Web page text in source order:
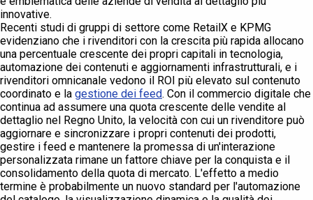
innovative.
Recenti studi di gruppi di settore come RetailX e KPMG
evidenziano che i rivenditori con la crescita più rapida allocano
una percentuale crescente dei propri capitali in tecnologia,
automazione dei contenuti e aggiornamenti infrastrutturali, e i
rivenditori omnicanale vedono il ROI più elevato sul contenuto
coordinato e la gestione dei feed. Con il commercio digitale che
continua ad assumere una quota crescente delle vendite al
dettaglio nel Regno Unito, la velocità con cui un rivenditore può
aggiornare e sincronizzare i propri contenuti dei prodotti,
gestire i feed e mantenere la promessa di un'interazione
personalizzata rimane un fattore chiave per la conquista e il
consolidamento della quota di mercato. L'effetto a medio
termine è probabilmente un nuovo standard per l'automazione